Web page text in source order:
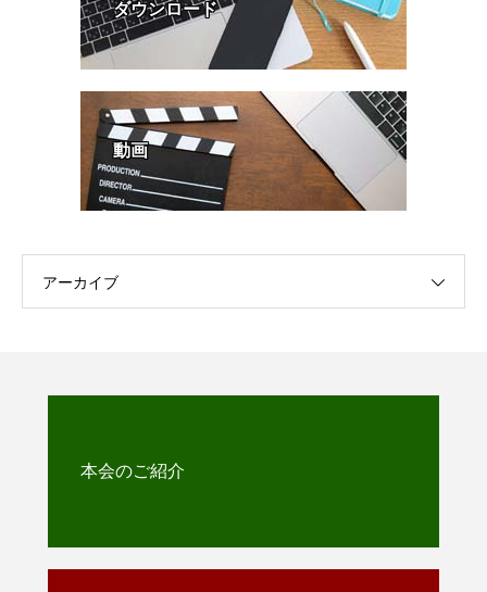
ダウンロード
動画
アーカイブ
本会のご紹介